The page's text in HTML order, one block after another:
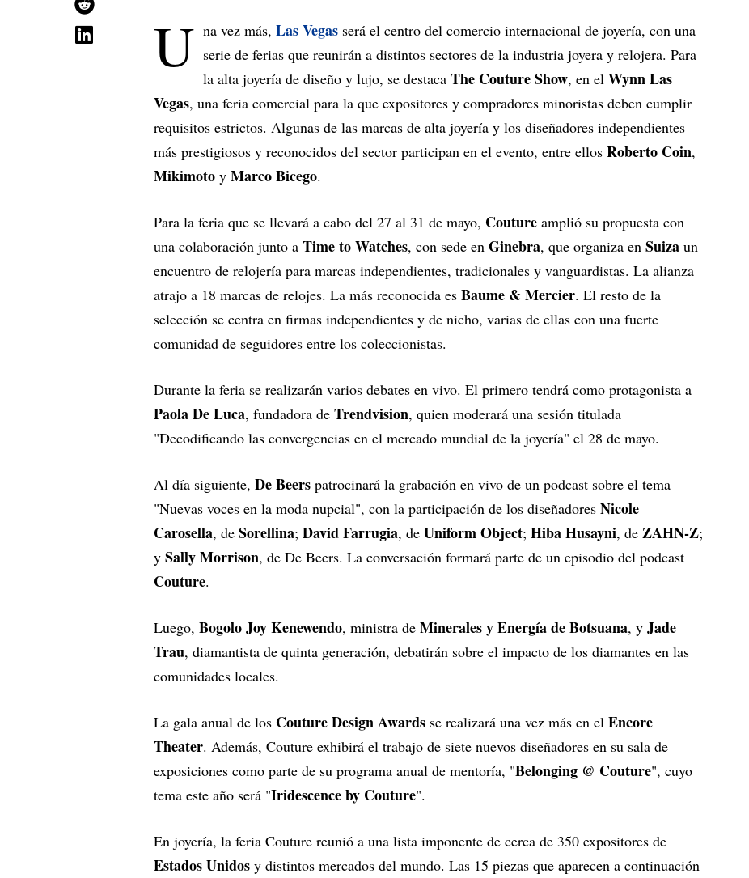
U na vez más, Las Vegas será el centro del comercio internacional de joyería, con una
serie de ferias que reunirán a distintos sectores de la industria joyera y relojera. Para
la alta joyería de diseño y lujo, se destaca The Couture Show, en el Wynn Las
Vegas, una feria comercial para la que expositores y compradores minoristas deben cumplir
requisitos estrictos. Algunas de las marcas de alta joyería y los diseñadores independientes
más prestigiosos y reconocidos del sector participan en el evento, entre ellos Roberto Coin,
Mikimoto y Marco Bicego.
Para la feria que se llevará a cabo del 27 al 31 de mayo, Couture amplió su propuesta con
una colaboración junto a Time to Watches, con sede en Ginebra, que organiza en Suiza un
encuentro de relojería para marcas independientes, tradicionales y vanguardistas. La alianza
atrajo a 18 marcas de relojes. La más reconocida es Baume & Mercier. El resto de la
selección se centra en firmas independientes y de nicho, varias de ellas con una fuerte
comunidad de seguidores entre los coleccionistas.
Durante la feria se realizarán varios debates en vivo. El primero tendrá como protagonista a
Paola De Luca, fundadora de Trendvision, quien moderará una sesión titulada
"Decodificando las convergencias en el mercado mundial de la joyería" el 28 de mayo.
Al día siguiente, De Beers patrocinará la grabación en vivo de un podcast sobre el tema
"Nuevas voces en la moda nupcial", con la participación de los diseñadores Nicole
Carosella, de Sorellina; David Farrugia, de Uniform Object; Hiba Husayni, de ZAHN-Z;
y Sally Morrison, de De Beers. La conversación formará parte de un episodio del podcast
Couture.
Luego, Bogolo Joy Kenewendo, ministra de Minerales y Energía deBotsuana, y Jade
Trau, diamantista de quinta generación, debatirán sobre el impacto de los diamantes en las
comunidades locales.
La gala anual de los Couture Design Awards se realizará una vez más en el Encore
Theater. Además, Couture exhibirá el trabajo de siete nuevos diseñadores en su sala de
exposiciones como parte de su programa anual de mentoría, "Belonging @ Couture", cuyo
tema este año será "Iridescence by Couture".
En joyería, la feria Couture reunió a una lista imponente de cerca de 350 expositores de
Estados Unidos y distintos mercados del mundo. Las 15 piezas que aparecen a continuación